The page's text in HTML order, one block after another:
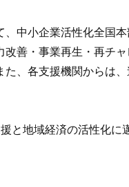
中小企業活性化全国本
善・事業再生・再チ
、各支援機関からは
と地域経済の活性化に